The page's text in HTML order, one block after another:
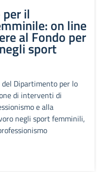
il
on line
al Fondo per
sport
del Dipartimento per lo
di interventi di
e alla
negli sport femminili,